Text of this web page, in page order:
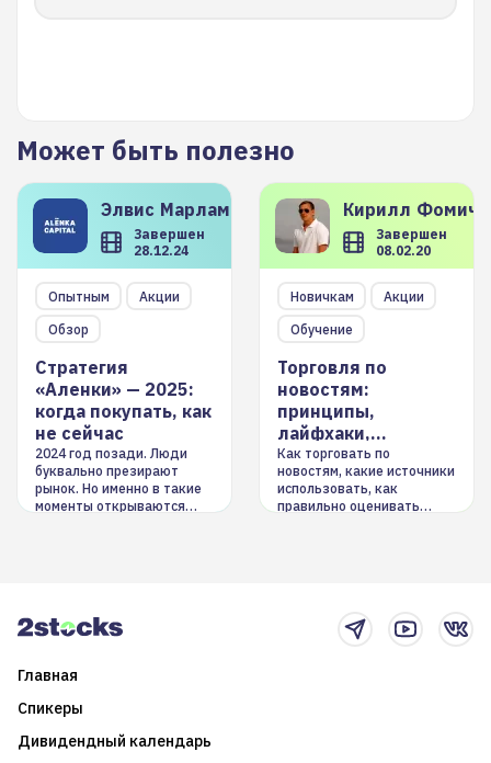
Может быть полезно
Элвис Марламов
Завершен
28.12.24
Опытным
Акции
Обзор
Стратегия
«Аленки» — 2025:
когда покупать, как
не сейчас
2024 год позади. Люди
буквально презирают
рынок. Но именно в такие
моменты открываются
Кирилл
Завершен
08.02.20
Новичкам
Акции
Обучение
Торговля по
новостям:
принципы,
лайфхаки,
инструменты
Как торговать по
новостям, какие источники
использовать, как
правильно оценивать
Главная
Спикеры
Дивидендный календарь